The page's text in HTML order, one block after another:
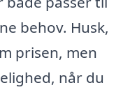
behov. Husk,
prisen, men
når du